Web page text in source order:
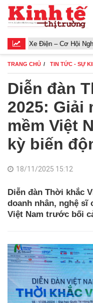
– Cơ Hội Nghề Nghiệp
TRANG CHỦ TIN TỨC - SỰ
Diễn đàn
2025: Giải
mềm Việt
kỳ biến
18/11/2025 15:12
Diễn đàn Thời khắc
doanh nhân, nghệ sĩ
Việt Nam trước bối